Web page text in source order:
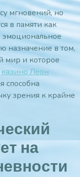
мгновений, но
в памяти как
эмоциональное
назначение в том,
мир и которое
казино Леон
способна
зрения к крайне
на